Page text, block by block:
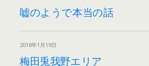
嘘のようで本当の話
2018年1月19日
梅田兎我野エリア